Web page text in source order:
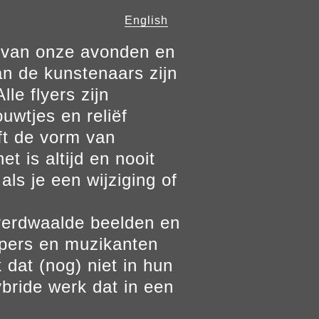
English
onze avonden en
de kunstenaars zijn
flyers zijn
en reliëf
de vorm van
is altijd en nooit
je een wijziging of
beelden en
en muzikanten
(nog) niet in hun
werk dat in een